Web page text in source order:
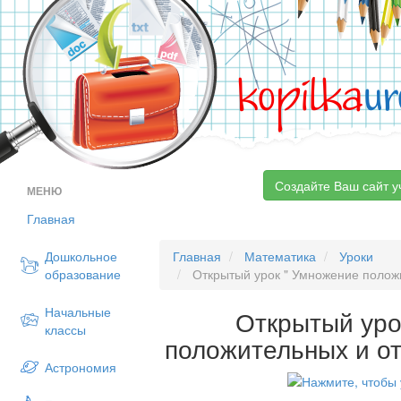
kopilka
МЕНЮ
Главная
Дошкольное
образование
Начальные
классы
Астрономия
Создайте Ваш сайт
Главная Математика
Уроки
Открытый урок " Умножение
Открытый
положительных и